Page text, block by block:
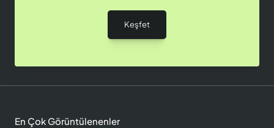
Keşfet
En Çok Görüntülenenler